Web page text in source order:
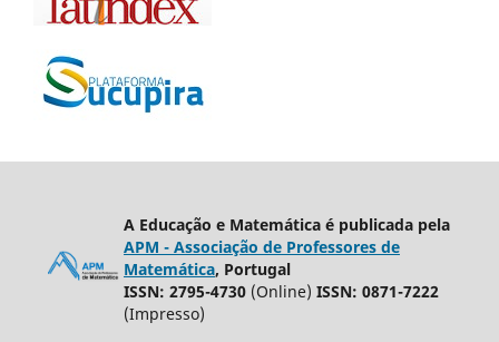
A Educação e Matemática é publicada pela
APM - Associação de Professores de
Matemática, Portugal
ISSN: 2795-4730 (Online) ISSN: 0871-7222
(Impresso)